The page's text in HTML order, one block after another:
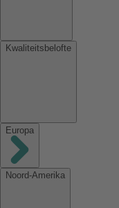
Kwaliteitsbelofte
Europa
Noord-Amerika